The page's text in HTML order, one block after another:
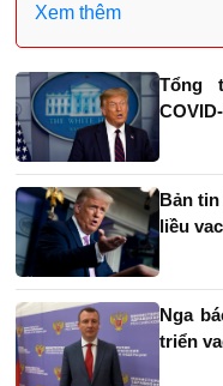
Xem thêm
Tổng
Bản tin
liều
Nga
triển